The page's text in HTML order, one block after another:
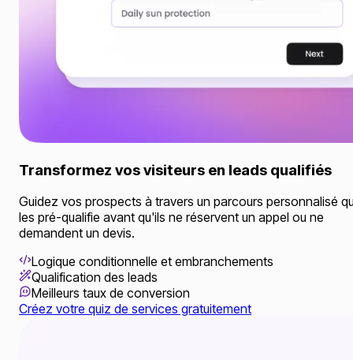
Transformez vos visiteurs en leads qualifiés
Guidez vos prospects à travers un parcours personnalisé
les pré-qualifie avant qu'ils ne réservent un appel ou ne
demandent un devis.
Logique conditionnelle et embranchements
Qualification des leads
Meilleurs taux de conversion
Créez votre quiz de services gratuitement